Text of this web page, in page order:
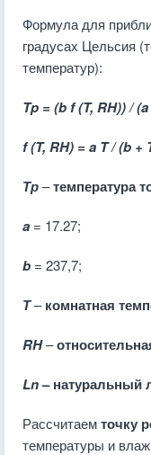
Формула для
градусах Цельсия
температур):
Tp = (b f (T, RH)) /
f (T, RH) = a T / (b +
Тр–температура
a = 17.27;
b = 237,7;
Т–комнатная
RH–
Ln– натуральный
Рассчитаемточку
температуры и